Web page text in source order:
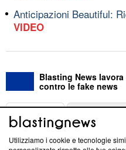
Anticipazioni Beautiful:
VIDEO
Blasting News
contro le fake news
ABOUT
Utilizziamo i cookie e tecnologie